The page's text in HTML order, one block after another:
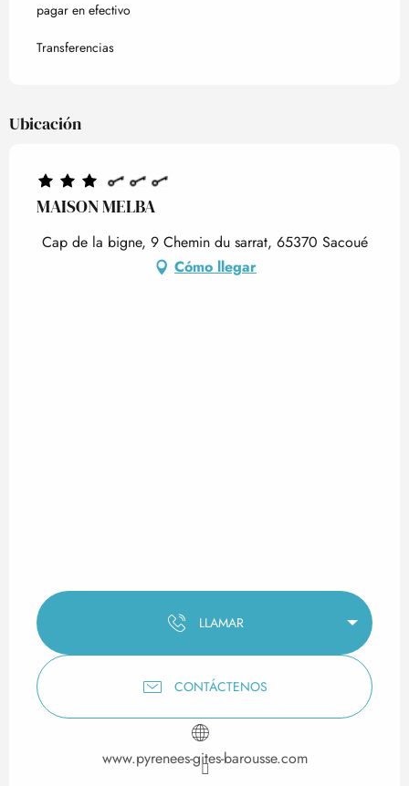
pagar en efectivo
Transferencias
Ubicación
MAISON MELBA
Cap de la bigne, 9 Chemin du sarrat, 65370 Sacoué
Cómo llegar
LLAMAR
CONTÁCTENOS
www.pyrenees-gites-barousse.com